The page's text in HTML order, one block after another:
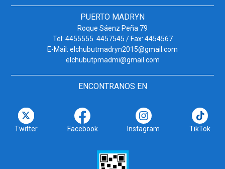
PUERTO MADRYN
Roque Sáenz Peña 79
Tel: 4455555. 4457545 / Fax: 4454567
E-Mail: elchubutmadryn2015@gmail.com
elchubutpmadmi@gmail.com
ENCONTRANOS EN
Twitter Facebook Instagram TikTok